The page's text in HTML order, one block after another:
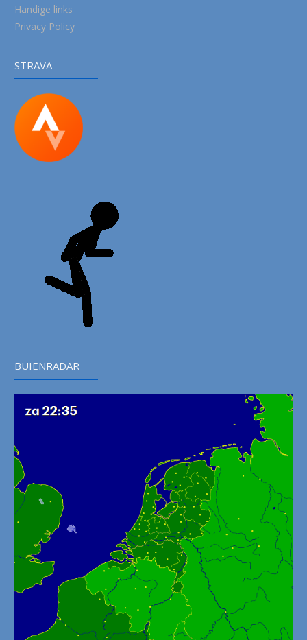
Handige links
Privacy Policy
STRAVA
BUIENRADAR